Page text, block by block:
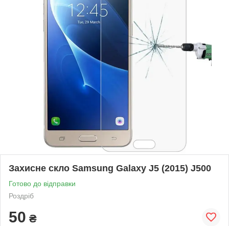
Захисне скло Samsung Galaxy J5 (2015) J500
Готово до відправки
Роздріб
50 ₴